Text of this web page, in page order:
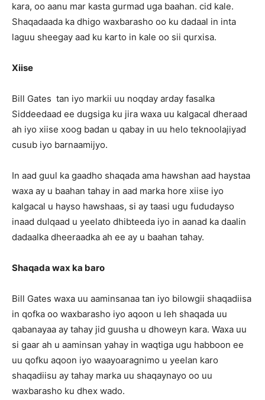
kara, oo aanu mar kasta gurmad uga baahan. cid kale.
Shaqadaada ka dhigo waxbarasho oo ku dadaal in inta
laguu sheegay aad ku karto in kale oo sii qurxisa.
Xiise
Bill Gates tan iyo markii uu noqday arday fasalka
Siddeedaad ee dugsiga ku jira waxa uu kalgacal dheraad
ah iyo xiise xoog badan u qabay in uu helo teknoolajiyad
cusub iyo barnaamijyo.
In aad guul ka gaadho shaqada ama hawshan aad haystaa
waxa ay u baahan tahay in aad marka hore xiise iyo
kalgacal u hayso hawshaas, si ay taasi ugu fududayso
inaad dulqaad u yeelato dhibteeda iyo in aanad ka daalin
dadaalka dheeraadka ah ee ay u baahan tahay.
Shaqada wax ka baro
Bill Gates waxa uu aaminsanaa tan iyo bilowgii shaqadiisa
in qofka oo waxbarasho iyo aqoon u leh shaqada uu
qabanayaa ay tahay jid guusha u dhoweyn kara. Waxa uu
si gaar ah u aaminsan yahay in waqtiga ugu habboon ee
uu qofku aqoon iyo waayoaragnimo u yeelan karo
shaqadiisu ay tahay marka uu shaqaynayo oo uu
waxbarasho ku dhex wado.